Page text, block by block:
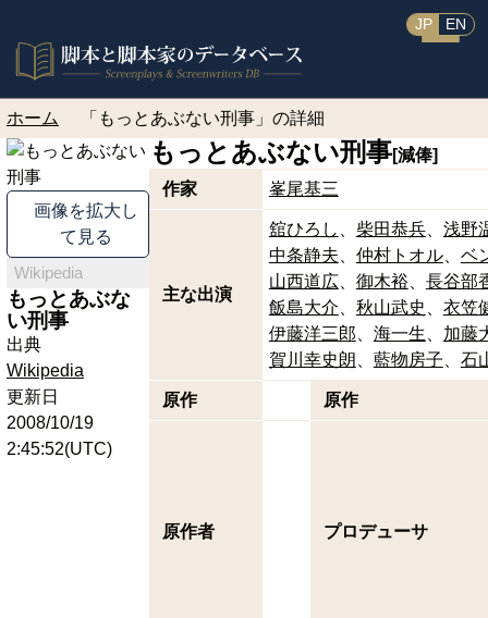
JP EN
ホーム 「もっとあぶない刑事」の詳細
画像を拡大し
て見る
Wikipedia
もっとあぶな
い刑事
出典
Wikipedia
更新日
2008/10/19
2:45:52(UTC)
もっとあぶない刑事[減俸]
作家
峯尾基三
主な出演
舘ひろし 柴田恭兵
浅野
中条静夫
仲村トオル
ベ
山西道広
御木裕
長谷部
飯島大介
秋山武史
衣笠
伊藤洋三郎
海一生
加藤
賀川幸史朗
藍物房子 石
原作 原作
原作者 プロデューサ